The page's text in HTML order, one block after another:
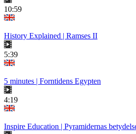
10:59
History Explained | Ramses II
5:39
5 minutes | Forntidens Egypten
4:19
Inspire Education | Pyramidernas